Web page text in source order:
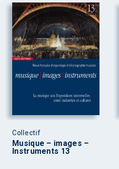
Collectif
Musique – images –
Instruments 13